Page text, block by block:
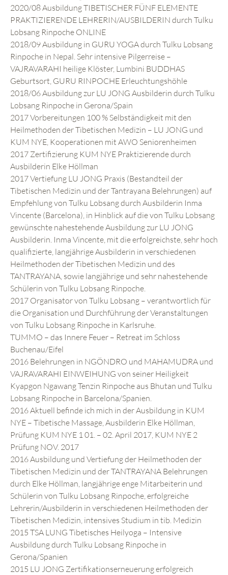
2020/08 Ausbildung TIBETISCHER FÜNF ELEMENTE
PRAKTIZIERENDE LEHRERIN/AUSBILDERIN durch Tulku
Lobsang Rinpoche ONLINE
2018/09 Ausbildung in GURU YOGA durch Tulku Lobsang
Rinpoche in Nepal. Sehr intensive Pilgerreise –
VAJRAVARAHI heilige Klöster, Lumbini BUDDHAS
Geburtsort, GURU RINPOCHE Erleuchtungshöhle
2018/06 Ausbildung zur LU JONG Ausbilderin durch Tulku
Lobsang Rinpoche in Gerona/Spain
2017 Vorbereitungen 100 % Selbständigkeit mit den
Heilmethoden der Tibetischen Medizin – LU JONG und
KUM NYE, Kooperationen mit AWO Seniorenheimen
2017 Zertifizierung KUM NYE Praktizierende durch
Ausbilderin Elke Höllman
2017 Vertiefung LU JONG Praxis (Bestandteil der
Tibetischen Medizin und der Tantrayana Belehrungen) auf
Empfehlung von Tulku Lobsang durch Ausbilderin Inma
Vincente (Barcelona), in Hinblick auf die von Tulku Lobsang
gewünschte nahestehende Ausbildung zur LU JONG
Ausbilderin. Inma Vincente, mit die erfolgreichste, sehr hoch
qualifizierte, langjährige Ausbilderin in verschiedenen
Heilmethoden der Tibetischen Medizin und des
TANTRAYANA, sowie langjährige und sehr nahestehende
Schülerin von Tulku Lobsang Rinpoche.
2017 Organisator von Tulku Lobsang – verantwortlich für
die Organisation und Durchführung der Veranstaltungen
von Tulku Lobsang Rinpoche in Karlsruhe.
TUMMO – das Innere Feuer – Retreat im Schloss
Buchenau/Eifel
2016 Belehrungen in NGÖNDRO und MAHAMUDRA und
VAJRAVARAHI EINWEIHUNG von seiner Heiligkeit
Kyapgon Ngawang Tenzin Rinpoche aus Bhutan und Tulku
Lobsang Rinpoche in Barcelona/Spanien.
2016 Aktuell befinde ich mich in der Ausbildung in KUM
NYE – Tibetische Massage, Ausbilderin Elke Höllman,
Prüfung KUM NYE 1 01. – 02. April 2017, KUM NYE 2
Prüfung NOV. 2017
2016 Ausbildung und Vertiefung der Heilmethoden der
Tibetischen Medizin und der TANTRAYANA Belehrungen
durch Elke Höllman, langjährige enge Mitarbeiterin und
Schülerin von Tulku Lobsang Rinpoche, erfolgreiche
Lehrerin/Ausbilderin in verschiedenen Heilmethoden der
Tibetischen Medizin, intensives Studium in tib. Medizin
2015 TSA LUNG Tibetisches Heilyoga – Intensive
Ausbildung durch Tulku Lobsang Rinpoche in
Gerona/Spanien
2015 LU JONG Zertifikationserneuerung erfolgreich